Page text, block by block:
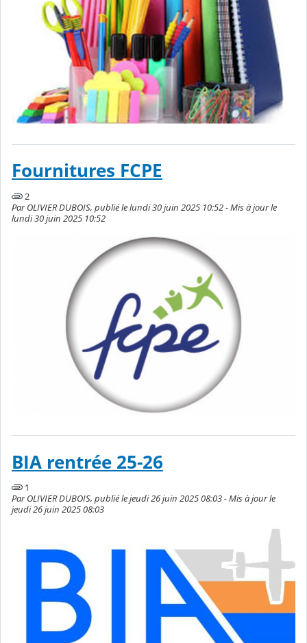
Fournitures FCPE
2
Par OLIVIER DUBOIS, publié le lundi 30 juin 2025 10:52 - Mis à jour le
lundi 30 juin 2025 10:52
BIA rentrée 25-26
1
Par OLIVIER DUBOIS, publié le jeudi 26 juin 2025 08:03 - Mis à jour le
jeudi 26 juin 2025 08:03